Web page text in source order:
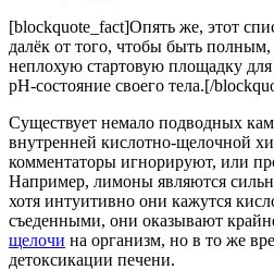
[blockquote_fact]Опять же, этот
далёк от того, чтобы быть полным,
неплохую стартовую площадку для
рН-состояние своего тела.[/
Существует немало подводных
внутренней кислотно-щелочной
комментаторы игнорируют, или
Например, лимоны являются
хотя интуитивно они кажутся
съеденными, они оказывают
щелочи на организм, но в то же
детоксикации печени.